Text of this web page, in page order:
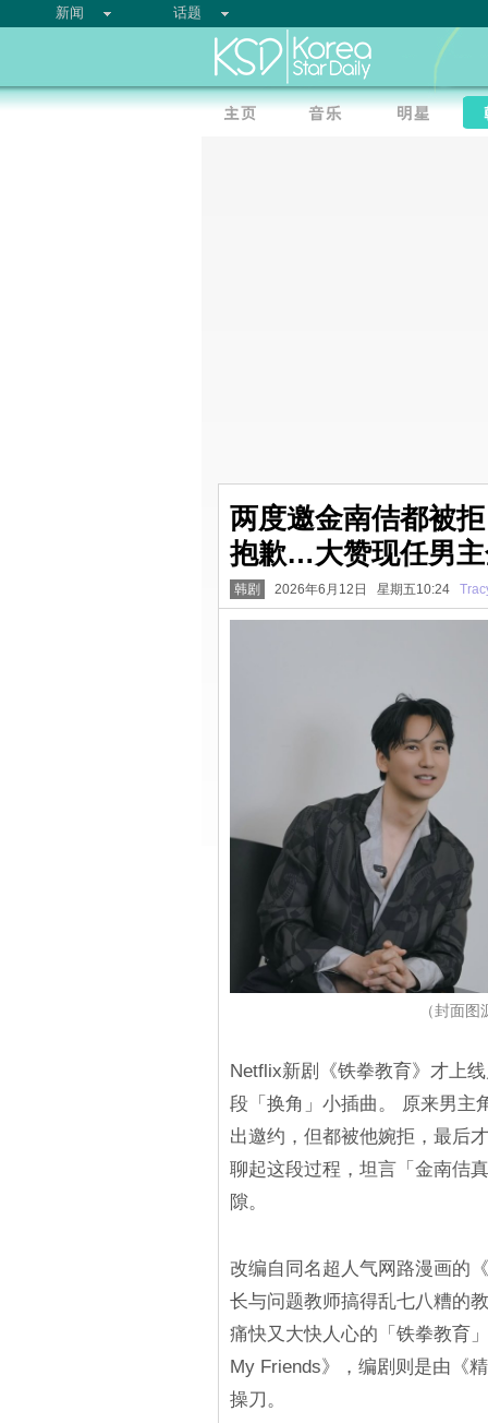
新闻 话题
两度邀金南佶都被
抱歉…大赞现任男
韩剧 2026年6月12日 星期五10:24
（封面
Netflix新剧《铁拳教育》才上
段「换角」小插曲。 原来男主
出邀约，但都被他婉拒，最后
聊起这段过程，坦言「金南佶
隙。
改编自同名超人气网路漫画的
长与问题教师搞得乱七八糟的
痛快又大快人心的「铁拳教育
My Friends》，编剧则是由《
操刀。